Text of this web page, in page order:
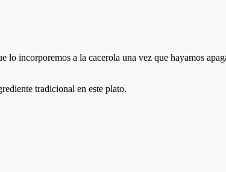
lo incorporemos a la cacerola una vez que hayamos
tradicional en este plato.